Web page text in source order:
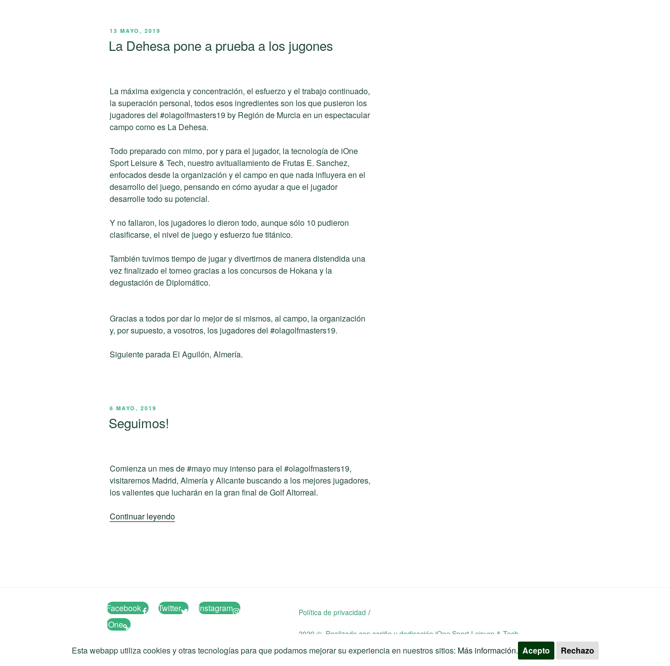
PUBLICADO
13 MAYO, 2019
La Dehesa pone a prueba a los jugones
La máxima exigencia y concentración, el esfuerzo y el trabajo continuado,
la superación personal, todos esos ingredientes son los que pusieron los
jugadores del #olagolfmasters19 by Región de Murcia en un espectacular
campo como es La Dehesa.
Todo preparado con mimo, por y para el jugador, la tecnología de iOne
Sport Leisure & Tech, nuestro avituallamiento de Frutas E. Sanchez,
enfocados desde la organización y el campo en que nada influyera en el
desarrollo del juego, pensando en cómo ayudar a que el jugador
desarrolle todo su potencial.
Y no fallaron, los jugadores lo dieron todo, aunque sólo 10 pudieron
clasificarse, el nivel de juego y esfuerzo fue titánico.
También tuvimos tiempo de jugar y divertirnos de manera distendida una
vez finalizado el torneo gracias a los concursos de Hokana y la
degustación de Diplomático.
Gracias a todos por dar lo mejor de si mismos, al campo, la organización
y, por supuesto, a vosotros, los jugadores del #olagolfmasters19.
Siguiente parada El Aguilón, Almería.
PUBLICADO
6 MAYO, 2019
Seguimos!
Comienza un mes de #mayo muy intenso para el #olagolfmasters19,
visitaremos Madrid, Almería y Alicante buscando a los mejores jugadores,
los valientes que lucharán en la gran final de Golf Altorreal.
Continuar leyendo«Seguimos!»
Facebook Twitter
Instagram
iOne
Política de privacidad
2020 © Realizado con cariño y dedicación iOne Sport Leisure & Tech
Esta webapp utiliza cookies y otras tecnologías para que podamos mejorar su experiencia en nuestros sitios: Más información. Acepto Rechazo